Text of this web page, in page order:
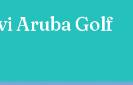
Aruba Golf